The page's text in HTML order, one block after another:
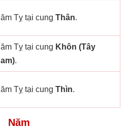
Tỵ tại cung Thân.
Tỵ tại cung Khôn (Tây
.
Tỵ tại cung Thìn.
Năm